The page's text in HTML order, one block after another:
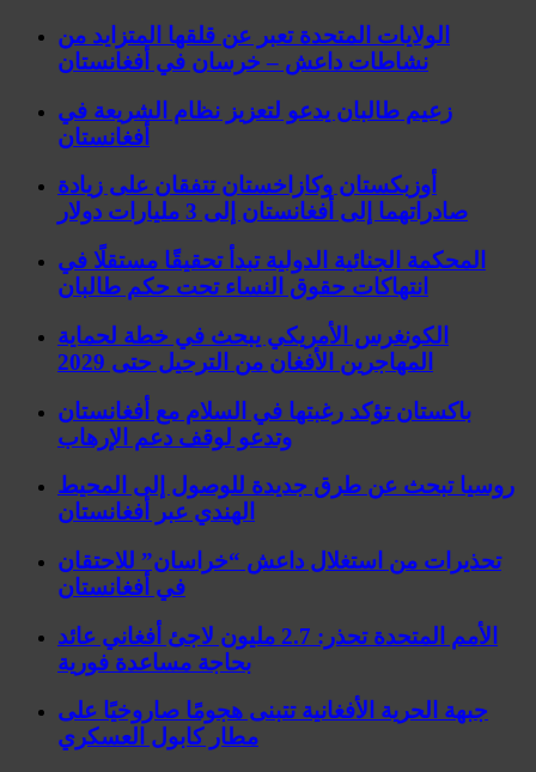
الولايات المتحدة تعبر عن قلقها المتزايد من
نشاطات داعش – خرسان في أفغانستان
زعيم طالبان يدعو لتعزيز نظام الشريعة في
أفغانستان
أوزبكستان وكازاخستان تتفقان على زيادة
صادراتهما إلى أفغانستان إلى 3 مليارات دولار
المحكمة الجنائية الدولية تبدأ تحقيقًا مستقلًا في
انتهاكات حقوق النساء تحت حكم طالبان
الكونغرس الأمريكي يبحث في خطة لحماية
المهاجرين الأفغان من الترحيل حتى 2029
باكستان تؤكد رغبتها في السلام مع أفغانستان
وتدعو لوقف دعم الإرهاب
روسيا تبحث عن طرق جديدة للوصول إلى المحيط
الهندي عبر أفغانستان
تحذيرات من استغلال داعش “خراسان” للاحتقان
في أفغانستان
الأمم المتحدة تحذر: 2.7 مليون لاجئ أفغاني عائد
بحاجة مساعدة فورية
جبهة الحرية الأفغانية تتبنى هجومًا صاروخيًا على
مطار كابول العسكري